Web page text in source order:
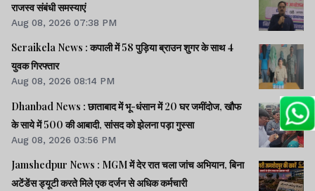
राजस्व संबंधी समस्याएं
Aug 08, 2026 07:38 PM
Seraikela News : कपाली में 58 पुड़िया ब्राउन शुगर के साथ 4
युवक गिरफ्तार
Aug 08, 2026 08:14 PM
Dhanbad News : छाताबाद में भू-धंसान में 20 घर जमींदोज, खौफ
के साये में 500 की आबादी, सांसद को झेलना पड़ा गुस्सा
Aug 08, 2026 03:56 PM
Jamshedpur News : MGM में देर रात चला जांच अभियान, बिना
अटेंडेंस ड्यूटी करते मिले एक दर्जन से अधिक कर्मचारी